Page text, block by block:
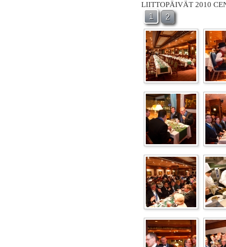
LIITTOPÄIVÄT 2010
1 2